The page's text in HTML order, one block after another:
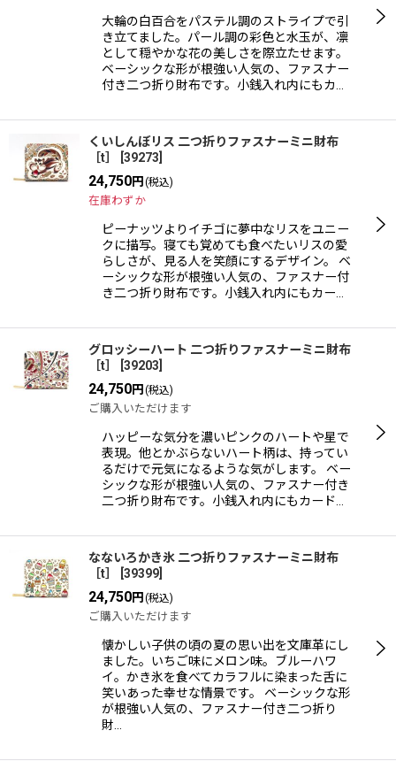
大輪の白百合をパステル調のストライプで引
き立てました。パール調の彩色と水玉が、凛
として穏やかな花の美しさを際立たせます。
ベーシックな形が根強い人気の、ファスナー
付き二つ折り財布です。小銭入れ内にもカ…
くいしんぼリス 二つ折りファスナーミニ財布
［t］
39273
24,750円 (税込)
在庫わずか
ピーナッツよりイチゴに夢中なリスをユニー
クに描写。寝ても覚めても食べたいリスの愛
らしさが、見る人を笑顔にするデザイン。 ベ
ーシックな形が根強い人気の、ファスナー付
き二つ折り財布です。小銭入れ内にもカー…
グロッシーハート 二つ折りファスナーミニ財布
［t］
39203
24,750円 (税込)
ご購入いただけます
ハッピーな気分を濃いピンクのハートや星で
表現。他とかぶらないハート柄は、持ってい
るだけで元気になるような気がします。 ベー
シックな形が根強い人気の、ファスナー付き
二つ折り財布です。小銭入れ内にもカード…
なないろかき氷 二つ折りファスナーミニ財布
［t］
39399
24,750円 (税込)
ご購入いただけます
懐かしい子供の頃の夏の思い出を文庫革にし
ました。いちご味にメロン味。ブルーハワ
イ。かき氷を食べてカラフルに染まった舌に
笑いあった幸せな情景です。 ベーシックな形
が根強い人気の、ファスナー付き二つ折り
財…